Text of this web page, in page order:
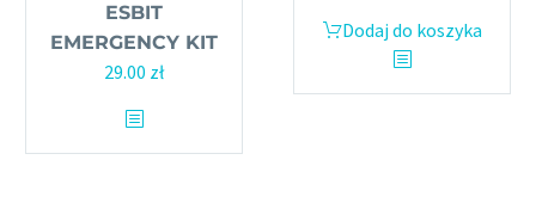
ESBIT
EMERGENCY KIT
29.00 zł
Dodaj do koszyka